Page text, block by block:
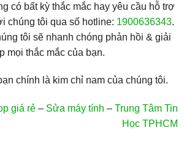
có bất kỳ thắc mắc hay yêu cầu hỗ trợ
chúng tôi qua số hotline: 1900636343.
tôi sẽ nhanh chóng phản hồi & giải
mọi thắc mắc của bạn.
chính là kim chỉ nam của chúng tôi.
giá rẻ – Sửa máy tính –Trung Tâm Tin
Học TPHCM